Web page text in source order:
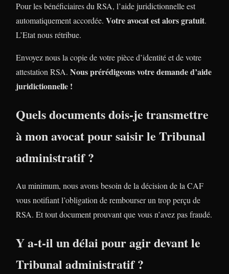
Pour les bénéficiaires du RSA, l’aide juridictionnelle est
automatiquement accordée. Votre avocat est alors gratuit.
L’Etat nous rétribue.
Envoyez nous la copie de votre pièce d’identité et de votre
attestation RSA. Nous prérédigeons votre demande d’aide
juridictionnelle !
Quels documents dois-je transmettre
à mon avocat pour saisir le Tribunal
administratif ?
Au minimum, nous avons besoin de la décision de la CAF
vous notifiant l’obligation de rembourser un trop perçu de
RSA. Et tout document prouvant que vous n’avez pas fraudé.
Y a-t-il un délai pour agir devant le
Tribunal administratif ?